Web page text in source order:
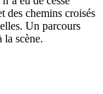
des chemins croisés
Un parcours
la scène.